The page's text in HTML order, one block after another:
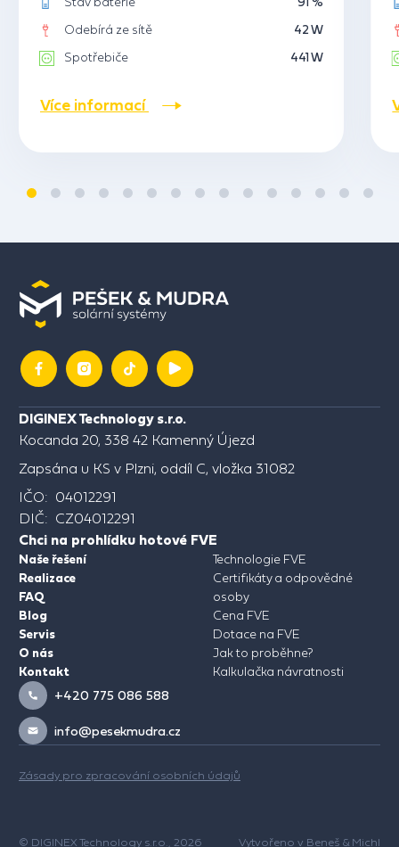
Odebírá ze sítě
42 W
Spotřebiče
441 W
Více informací
DIGINEX Technology s.r.o.
Kocanda 20, 338 42 Kamenný Újezd
Zapsána u KS v Plzni, oddíl C, vložka 31082
IČO: 04012291
DIČ: CZ04012291
Naše řešení
Realizace
FAQ
Blog
Servis
O nás
Kontakt
Technologie FVE
Certifikáty a odpovědné
osoby
Cena FVE
Dotace na FVE
Jak to proběhne?
Kalkulačka návratnosti
Chci na prohlídku hotové FVE
+420 775 086 588
info@pesekmudra.cz
Zásady pro zpracování osobních údajů
© DIGINEX Technology s.r.o., 2026 Vytvořeno v Beneš & Michl